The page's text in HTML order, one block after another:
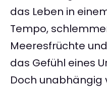
das Leben in
Tempo,
Meeresfrüchte
das Gefühl eines
Doch unabhängig